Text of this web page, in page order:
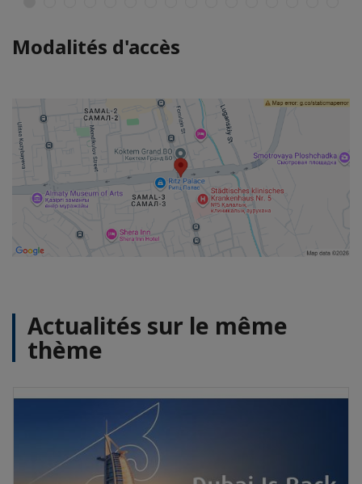
Modalités d'accès
Actualités sur le même
thème